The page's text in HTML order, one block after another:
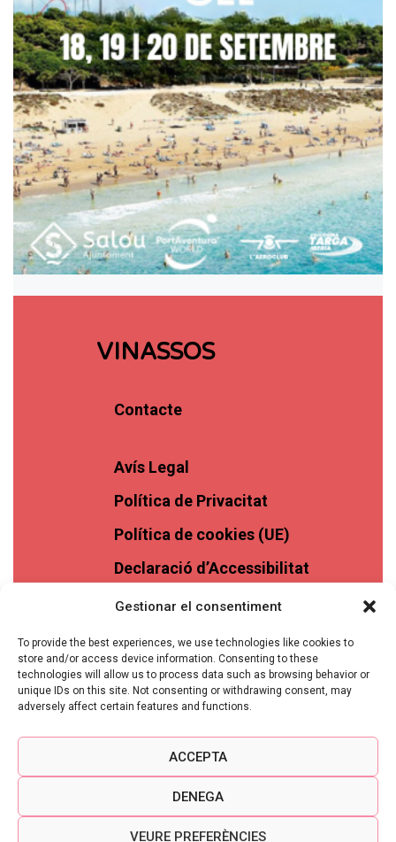
Gestionar el consentiment
To provide the best experiences, we use technologies like cookies to
store and/or access device information. Consenting to these
technologies will allow us to process data such as browsing behavior or
unique IDs on this site. Not consenting or withdrawing consent, may
adversely affect certain features and functions.
ACCEPTA
DENEGA
VEURE PREFERÈNCIES
VINASSOS
Contacte
Avís Legal
Política de Privacitat
Política de cookies (UE)
Declaració d’Accessibilitat